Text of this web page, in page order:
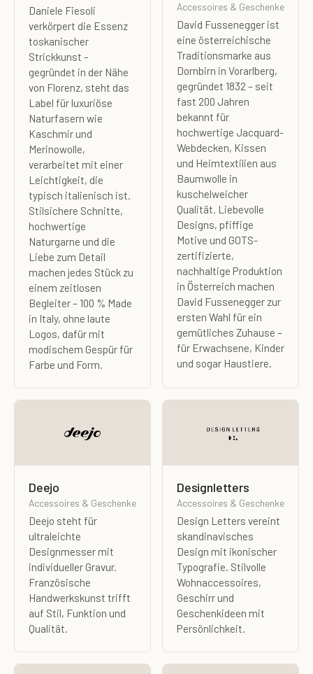
Daniele Fiesoli
verkörpert die Essenz
toskanischer
Strickkunst –
gegründet in der Nähe
von Florenz, steht das
Label für luxuriöse
Naturfasern wie
Kaschmir und
Merinowolle,
verarbeitet mit einer
Leichtigkeit, die
typisch italienisch ist.
Stilsichere Schnitte,
hochwertige
Naturgarne und die
Liebe zum Detail
machen jedes Stück zu
einem zeitlosen
Begleiter – 100 % Made
in Italy, ohne laute
Logos, dafür mit
modischem Gespür für
Farbe und Form.
Accessoires & Geschenke
David Fussenegger ist
eine österreichische
Traditionsmarke aus
Dornbirn in Vorarlberg,
gegründet 1832 – seit
fast 200 Jahren
bekannt für
hochwertige Jacquard-
Webdecken, Kissen
und Heimtextilien aus
Baumwolle in
kuschelweicher
Qualität. Liebevolle
Designs, pfiffige
Motive und GOTS-
zertifizierte,
nachhaltige Produktion
in Österreich machen
David Fussenegger zur
ersten Wahl für ein
gemütliches Zuhause –
für Erwachsene, Kinder
und sogar Haustiere.
Deejo
Accessoires & Geschenke
Deejo steht für
ultraleichte
Designmesser mit
individueller Gravur.
Französische
Handwerkskunst trifft
auf Stil, Funktion und
Qualität.
Designletters
Accessoires & Geschenke
Design Letters vereint
skandinavisches
Design mit ikonischer
Typografie. Stilvolle
Wohnaccessoires,
Geschirr und
Geschenkideen mit
Persönlichkeit.